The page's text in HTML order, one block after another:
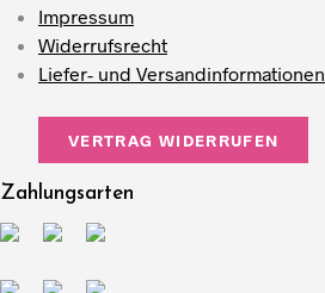
Impressum
Widerrufsrecht
Liefer- und Versandinformationen
VERTRAG WIDERRUFEN
Zahlungsarten